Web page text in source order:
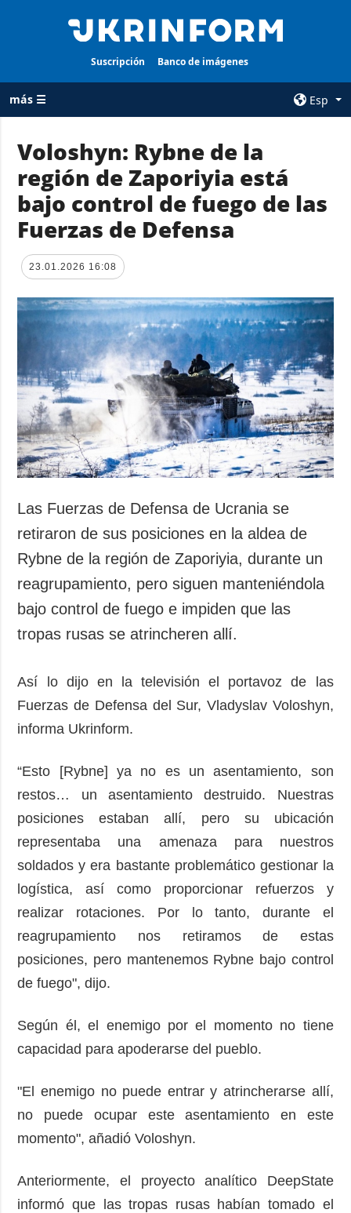
Suscripción Banco de imágenes
más ☰
Esp
TODAS LAS
CATEGORÍAS
Guerra
Reconstrucción
de Ucrania
Política
Economía
Defensa
Sociedad y
Cultura
Deportes
Crimen
Desastres y
emergencias
AGENCIA
sobre la agencia
contacto
Política de
privacidad y
protección de
datos personales
ADICIONAL
Podcasts
Publicaciones
Entrevistas
SERVICIOS
Suscripción
Banco de
imágenes
Voloshyn: Rybne de la
región de Zaporiyia está
bajo control de fuego de las
Fuerzas de Defensa
23.01.2026 16:08
Las Fuerzas de Defensa de Ucrania se
retiraron de sus posiciones en la aldea de
Rybne de la región de Zaporiyia, durante un
reagrupamiento, pero siguen manteniéndola
bajo control de fuego e impiden que las
tropas rusas se atrincheren allí.
Así lo dijo en la televisión el portavoz de las
Fuerzas de Defensa del Sur, Vladyslav Voloshyn,
informa Ukrinform.
“Esto [Rybne] ya no es un asentamiento, son
restos… un asentamiento destruido. Nuestras
posiciones estaban allí, pero su ubicación
representaba una amenaza para nuestros
soldados y era bastante problemático gestionar la
logística, así como proporcionar refuerzos y
realizar rotaciones. Por lo tanto, durante el
reagrupamiento nos retiramos de estas
posiciones, pero mantenemos Rybne bajo control
de fuego", dijo.
Según él, el enemigo por el momento no tiene
capacidad para apoderarse del pueblo.
"El enemigo no puede entrar y atrincherarse allí,
no puede ocupar este asentamiento en este
momento", añadió Voloshyn.
Anteriormente, el proyecto analítico DeepState
informó que las tropas rusas habían tomado el